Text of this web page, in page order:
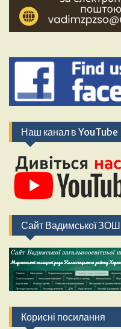
Наш канал в YouTube
Сайт Вадимської ЗОШ
Корисні посилання